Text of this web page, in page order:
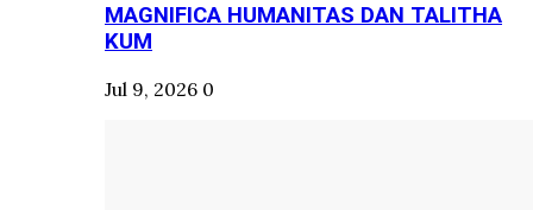
MAGNIFICA HUMANITAS DAN TALITHA
KUM
Jul 9, 2026 0